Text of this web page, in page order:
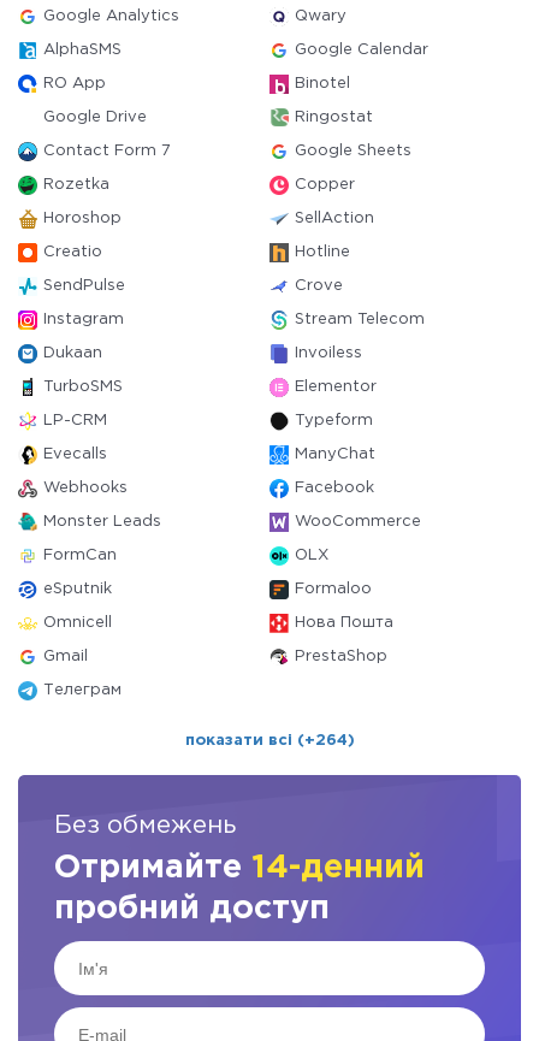
Google Analytics Qwary
AlphaSMS Google Calendar
RO App Binotel
Google Drive Ringostat
Contact Form 7 Google Sheets
Rozetka Copper
Horoshop SellAction
Creatio Hotline
SendPulse Crove
Instagram Stream Telecom
Dukaan Invoiless
TurboSMS Elementor
LP-CRM Typeform
Evecalls ManyChat
Webhooks Facebook
Monster Leads WooCommerce
FormCan OLX
eSputnik Formaloo
Omnicell Нова Пошта
Gmail PrestaShop
Телеграм
показати всі (+264)
Без обмежень
Отримайте 14-денний
пробний доступ